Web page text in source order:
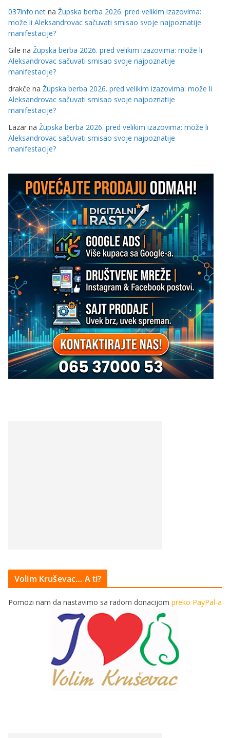
037info.net na Župska berba 2026. pred velikim izazovima:
može li Aleksandrovac sačuvati smisao svoje najpoznatije
manifestacije?
Gile na Župska berba 2026. pred velikim izazovima: može li
Aleksandrovac sačuvati smisao svoje najpoznatije
manifestacije?
drakče na Župska berba 2026. pred velikim izazovima: može li
Aleksandrovac sačuvati smisao svoje najpoznatije
manifestacije?
Lazar na Župska berba 2026. pred velikim izazovima: može li
Aleksandrovac sačuvati smisao svoje najpoznatije
manifestacije?
Volim Kruševac… A ti?
Pomozi nam da nastavimo sa radom donacijom preko PayPal-a